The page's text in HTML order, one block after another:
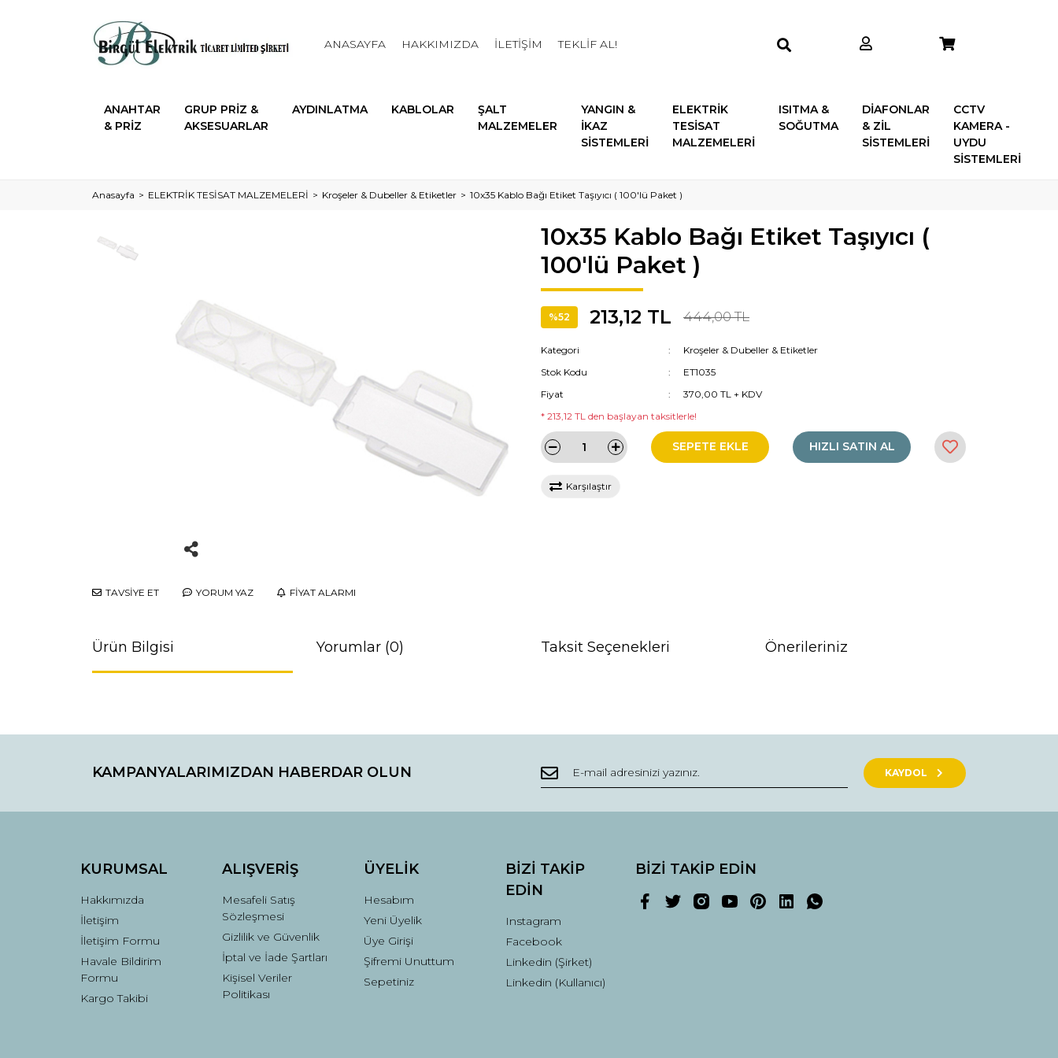
ANASAYFA HAKKIMIZDA İLETİŞİM TEKLİF AL!
ANAHTAR
& PRİZ
GRUP PRİZ &
AKSESUARLAR
AYDINLATMA KABLOLAR
ŞALT
MALZEMELER
YANGIN &
İKAZ
SİSTEMLERİ
ELEKTRİK
TESİSAT
MALZEMELERİ
ISITMA &
SOĞUTMA
DİAFONLAR
& ZİL
SİSTEMLERİ
CCTV
KAMERA -
UYDU
SİSTEMLERİ
Anasayfa ELEKTRİK TESİSAT MALZEMELERİ Kroşeler & Dubeller & Etiketler 10x35 Kablo Bağı Etiket Taşıyıcı ( 100'lü Paket )
TAVSİYE ET YORUM YAZ FİYAT ALARMI
10x35 Kablo Bağı Etiket Taşıyıcı (
100'lü Paket )
%52 213,12 TL 444,00 TL
Kategori
Kroşeler & Dubeller & Etiketler
Stok Kodu
ET1035
Fiyat
370,00 TL + KDV
* 213,12 TL den başlayan taksitlerle!
SEPETE EKLE HIZLI SATIN AL
Karşılaştır
Ürün Bilgisi Yorumlar (0) Taksit Seçenekleri Önerileriniz
Yorum Yaz
Görüş ve önerileriniz için teşekkür ederiz.
Ürün resmi kalitesiz, bozuk veya görüntülenemiyor.
Bu ürüne benzer farklı alternatifler olmalı.
Gönder
KAMPANYALARIMIZDAN HABERDAR OLUN KAYDOL
KURUMSAL
Hakkımızda
İletişim
İletişim Formu
Havale Bildirim
Formu
Kargo Takibi
ALIŞVERİŞ
Mesafeli Satış
Sözleşmesi
Gizlilik ve Güvenlik
İptal ve İade Şartları
Kişisel Veriler
Politikası
ÜYELİK
Hesabım
Yeni Üyelik
Üye Girişi
Şifremi Unuttum
Sepetiniz
BİZİ TAKİP
EDİN
Instagram
Facebook
Linkedin (Şirket)
Linkedin (Kullanıcı)
BİZİ TAKİP EDİN